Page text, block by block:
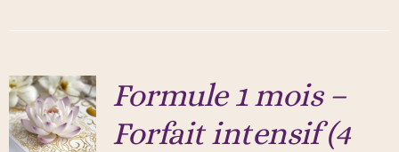
Formule 1 mois –
Forfait intensif (4